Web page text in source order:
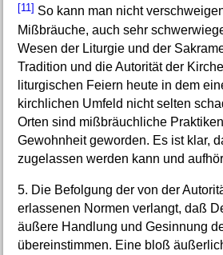
[11] So kann man nicht
Mißbräuche, auch sehr
Wesen der Liturgie und der
Tradition und die Autorität der
liturgischen Feiern heute in dem
kirchlichen Umfeld nicht selten
Orten sind mißbräuchliche
Gewohnheit geworden. Es ist klar,
zugelassen werden kann und
5. Die Befolgung der von der
erlassenen Normen verlangt, daß
äußere Handlung und Gesinnung
übereinstimmen. Eine bloß